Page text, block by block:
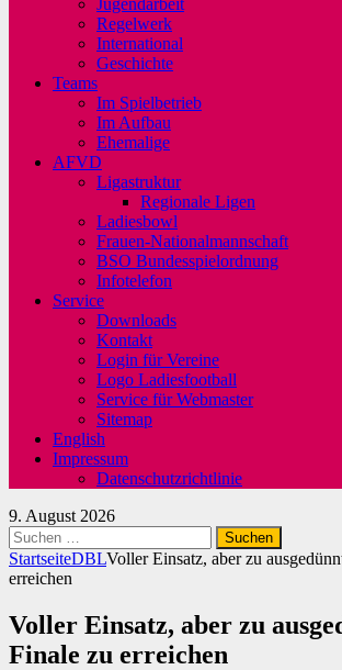
Jugendarbeit
Regelwerk
International
Geschichte
Teams
Im Spielbetrieb
Im Aufbau
Ehemalige
AFVD
Ligastruktur
Regionale Ligen
Ladiesbowl
Frauen-Nationalmannschaft
BSO Bundesspielordnung
Infotelefon
Service
Downloads
Kontakt
Login für Vereine
Logo Ladiesfootball
Service für Webmaster
Sitemap
English
Impressum
Datenschutzrichtlinie
9. August 2026
Suchen
nach:
StartseiteDBLVoller Einsatz, aber zu
erreichen
Voller Einsatz, aber zu
Finale zu erreichen